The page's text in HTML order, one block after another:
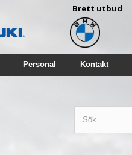
Brett utbud
Personal Kontakt